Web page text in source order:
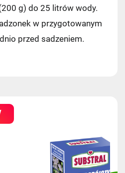
g) do 25 litrów wody.
w przygotowanym
przed sadzeniem.